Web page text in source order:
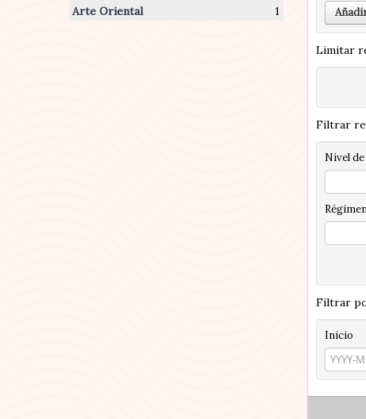
Arte Oriental
1
Limitar
Filtrar
Nivel
Filtrar
Inicio